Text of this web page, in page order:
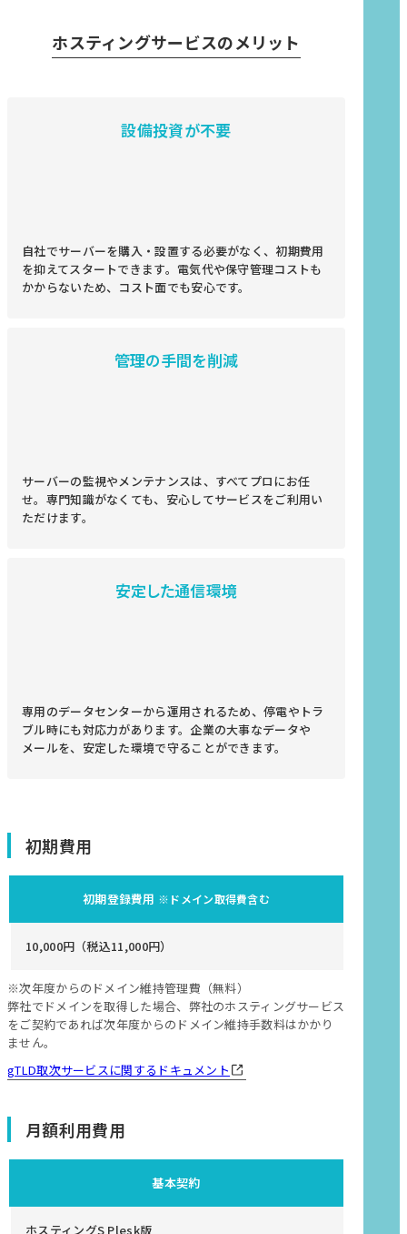
ホスティングサービスのメリット
設備投資が不要
自社でサーバーを購入・設置する必要がなく、初期費用
を抑えてスタートできます。電気代や保守管理コストも
かからないため、コスト面でも安心です。
管理の手間を削減
サーバーの監視やメンテナンスは、すべてプロにお任
せ。専門知識がなくても、安心してサービスをご利用い
ただけます。
安定した通信環境
専用のデータセンターから運用されるため、停電やトラ
ブル時にも対応力があります。企業の大事なデータや
メールを、安定した環境で守ることができます。
初期費用
初期登録費用 ※ドメイン取得費含む
10,000円（税込11,000円）
※次年度からのドメイン維持管理費（無料）
弊社でドメインを取得した場合、弊社のホスティングサービス
をご契約であれば次年度からのドメイン維持手数料はかかり
ません。
gTLD取次サービスに関するドキュメント
月額利用費用
基本契約
ホスティングS Plesk版